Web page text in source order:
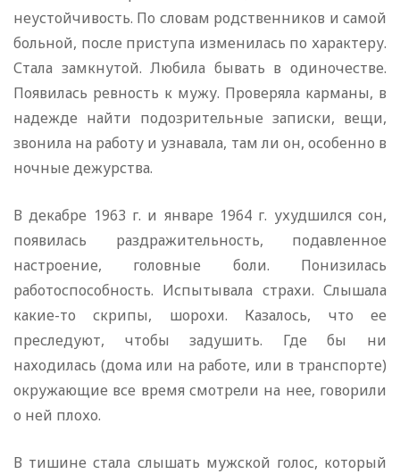
неустойчивость. По словам родственников и самой
больной, после приступа изменилась по характеру.
Стала замкнутой. Любила бывать в одиночестве.
Появилась ревность к мужу. Проверяла карманы, в
надежде найти подозрительные записки, вещи,
звонила на работу и узнавала, там ли он, особенно в
ночные дежурства.
В декабре 1963 г. и январе 1964 г. ухудшился сон,
появилась раздражительность, подавленное
настроение, головные боли. Понизилась
работоспособность. Испытывала страхи. Слышала
какие-то скрипы, шорохи. Казалось, что ее
преследуют, чтобы задушить. Где бы ни
находилась (дома или на работе, или в транспорте)
окружающие все время смотрели на нее, говорили
о ней плохо.
В тишине стала слышать мужской голос, который